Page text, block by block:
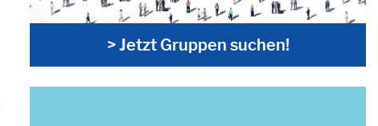
> Jetzt Gruppen suchen!